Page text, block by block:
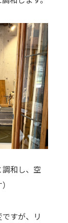
調和し、空
すが、リ